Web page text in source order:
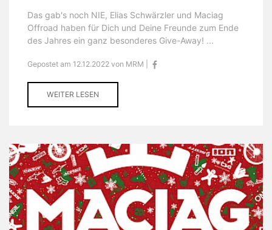
Das gab's noch NIE, Elias Schwärzler und Maciag
Offroad haben für Dich und Deine Freunde zum Ende
des Jahres ein ganz besonderes Give-Away! ...
Gepostet am 12.12.2022 von MRM |
WEITER LESEN